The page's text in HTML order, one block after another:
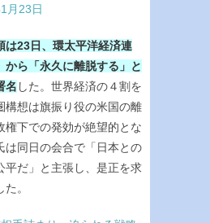
月23日
は23日、 環太平洋経済連
から「永久に離脱する」と
名 した。世界経済の４割を
構想は旗振り役の米国の離
権下での発効が絶望的とな
は同日の会合で「日本との
平だ」と主張し、是正を求
。